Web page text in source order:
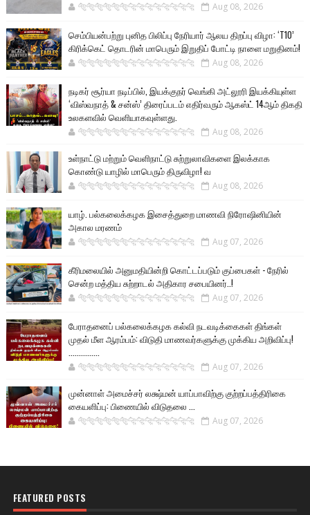
🐅🐅🐅🐅🐅🐅🐆🐆🐆🐆🐆🐆🐆🐆 Aug 08, 2026
செம்பியன்பற்று புனித பிலிப்பு நேரியார் ஆலய திறப்பு விழா: ‘T10’
கிரிக்கெட் தொடரின் மாபெரும் இறுதிப் போட்டி நாளை மறுதினம்!
🐅🐅🐅🐅🐅🐅🐆🐆🐆🐆🐆🐆🐆🐆 Aug 08, 2026
நடிகர் சூர்யா நடிப்பில், இயக்குநர் வெங்கி அட்லூரி இயக்கியுள்ள
‘விஸ்வநாத் & சன்ஸ்’ திரைப்படம் எதிர்வரும் ஆகஸ்ட் 14ஆம் திகதி
உலகளவில் வெளியாகவுள்ளது.
🐅🐅🐅🐅🐅🐅🐆🐆🐆🐆🐆🐆🐆🐆 Aug 08, 2026
உள்நாட்டு மற்றும் வெளிநாட்டு சுற்றுலாவிகளை இலக்காக
கொண்டு யாழில் மாபெரும் திருவிழா! வ
🐅🐅🐅🐅🐅🐅🐆🐆🐆🐆🐆🐆🐆🐆 Aug 08, 2026
யாழ். பல்கலைக்கழக இசைத்துறை மாணவி நிரோஷினியின்
அகால மரணம்
🐅🐅🐅🐅🐅🐅🐆🐆🐆🐆🐆🐆🐆🐆 Aug 07, 2026
கீரிமலையில் அனுமதியின்றி கொட்டப்படும் குப்பைகள் - நேரில்
சென்ற மத்திய சுற்றாடல் அதிகார சபையினர்..!
🐅🐅🐅🐅🐅🐅🐆🐆🐆🐆🐆🐆🐆🐆 Aug 07, 2026
பேராதனைப் பல்கலைக்கழக கல்வி நடவடிக்கைகள் திங்கள்
முதல் மீள ஆரம்பம்: விடுதி மாணவர்களுக்கு முக்கிய அறிவிப்பு!
...............
🐅🐅🐅🐅🐅🐅🐆🐆🐆🐆🐆🐆🐆🐆 Aug 07, 2026
முன்னாள் அமைச்சர் லக்ஷ்மன் யாப்பாவிற்கு குற்றப்பத்திரிகை
கையளிப்பு: பிணையில் விடுதலை ...
🐅🐅🐅🐅🐅🐅🐆🐆🐆🐆🐆🐆🐆🐆 Aug 07, 2026
FEATURED POSTS